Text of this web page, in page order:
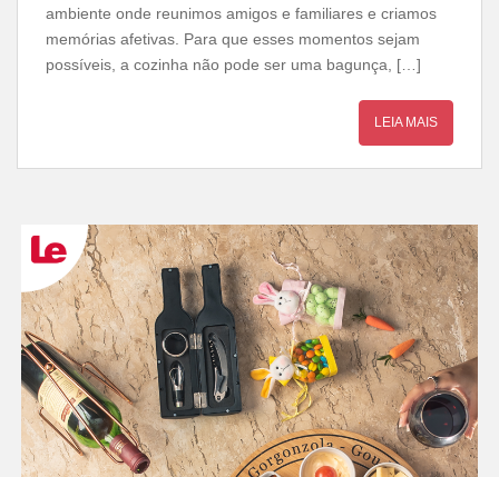
ambiente onde reunimos amigos e familiares e criamos
memórias afetivas. Para que esses momentos sejam
possíveis, a cozinha não pode ser uma bagunça, […]
LEIA MAIS